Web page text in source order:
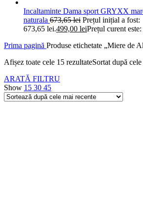
Incaltaminte Dama sport GRYXX
naturala 673,65lei Prețul inițial a fost:
673,65 lei.499,00 leiPrețul curent
Prima pagină Produse etichetate „Miere de
Afișez toate cele 15 rezultateSortat după
ARATĂ FILTRU
Show 15 30 45